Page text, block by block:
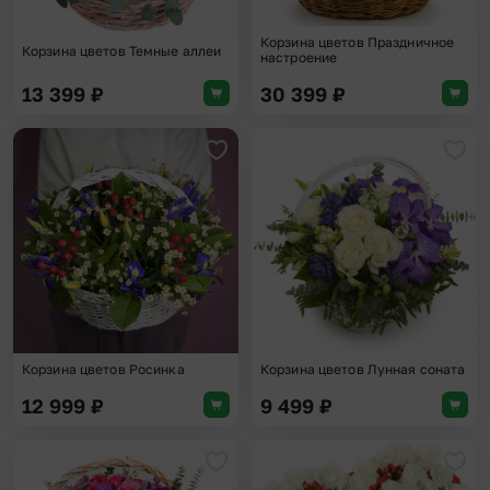
Корзина цветов Темные аллеи
13 399 ₽
Корзина цветов Праздничное
настроение
30 399 ₽
Добавить в избранное
Корзина цветов Росинка
12 999 ₽
Корзина цветов Лунная соната
9 499 ₽
Добавить в избранное